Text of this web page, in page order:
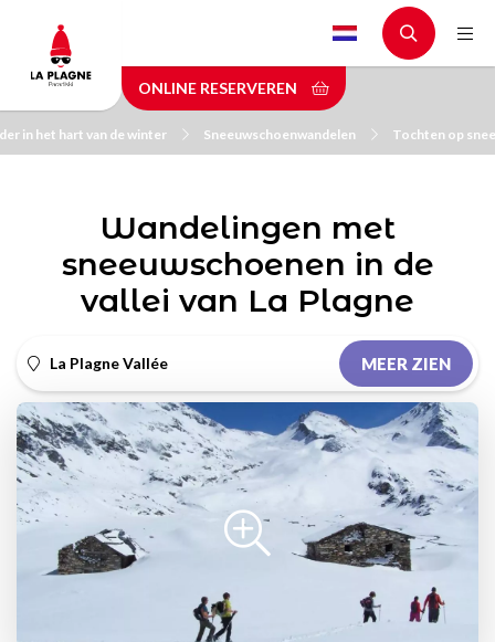
main
content
ONLINE RESERVEREN
in het hart van de winter Sneeuwschoenwandelen Tochten op
Wandelingen met
sneeuwschoenen in de
vallei van La Plagne
La Plagne Vallée MEER ZIEN